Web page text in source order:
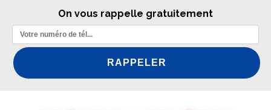
On vous rappelle gratuitement